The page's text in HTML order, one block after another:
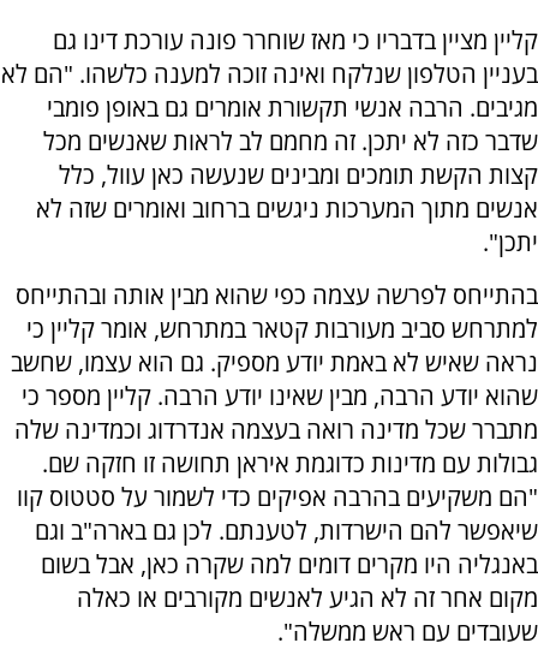
קליין מציין בדבריו כי מאז שוחרר פונה עורכת דינו גם
בעניין הטלפון שנלקח ואינה זוכה למענה כלשהו. "הם לא
מגיבים. הרבה אנשי תקשורת אומרים גם באופן פומבי
שדבר כזה לא יתכן. זה מחמם לב לראות שאנשים מכל
קצות הקשת תומכים ומבינים שנעשה כאן עוול, כלל
אנשים מתוך המערכות ניגשים ברחוב ואומרים שזה לא
יתכן".
בהתייחס לפרשה עצמה כפי שהוא מבין אותה ובהתייחס
למתרחש סביב מעורבות קטאר במתרחש, אומר קליין כי
נראה שאיש לא באמת יודע מספיק. גם הוא עצמו, שחשב
שהוא יודע הרבה, מבין שאינו יודע הרבה. קליין מספר כי
מתברר שכל מדינה רואה בעצמה אנדרדוג וכמדינה שלה
גבולות עם מדינות כדוגמת איראן תחושה זו חזקה שם.
"הם משקיעים בהרבה אפיקים כדי לשמור על סטטוס קוו
שיאפשר להם הישרדות, לטענתם. לכן גם בארה"ב וגם
באנגליה היו מקרים דומים למה שקרה כאן, אבל בשום
מקום אחר זה לא הגיע לאנשים מקורבים או כאלה
שעובדים עם ראש ממשלה".